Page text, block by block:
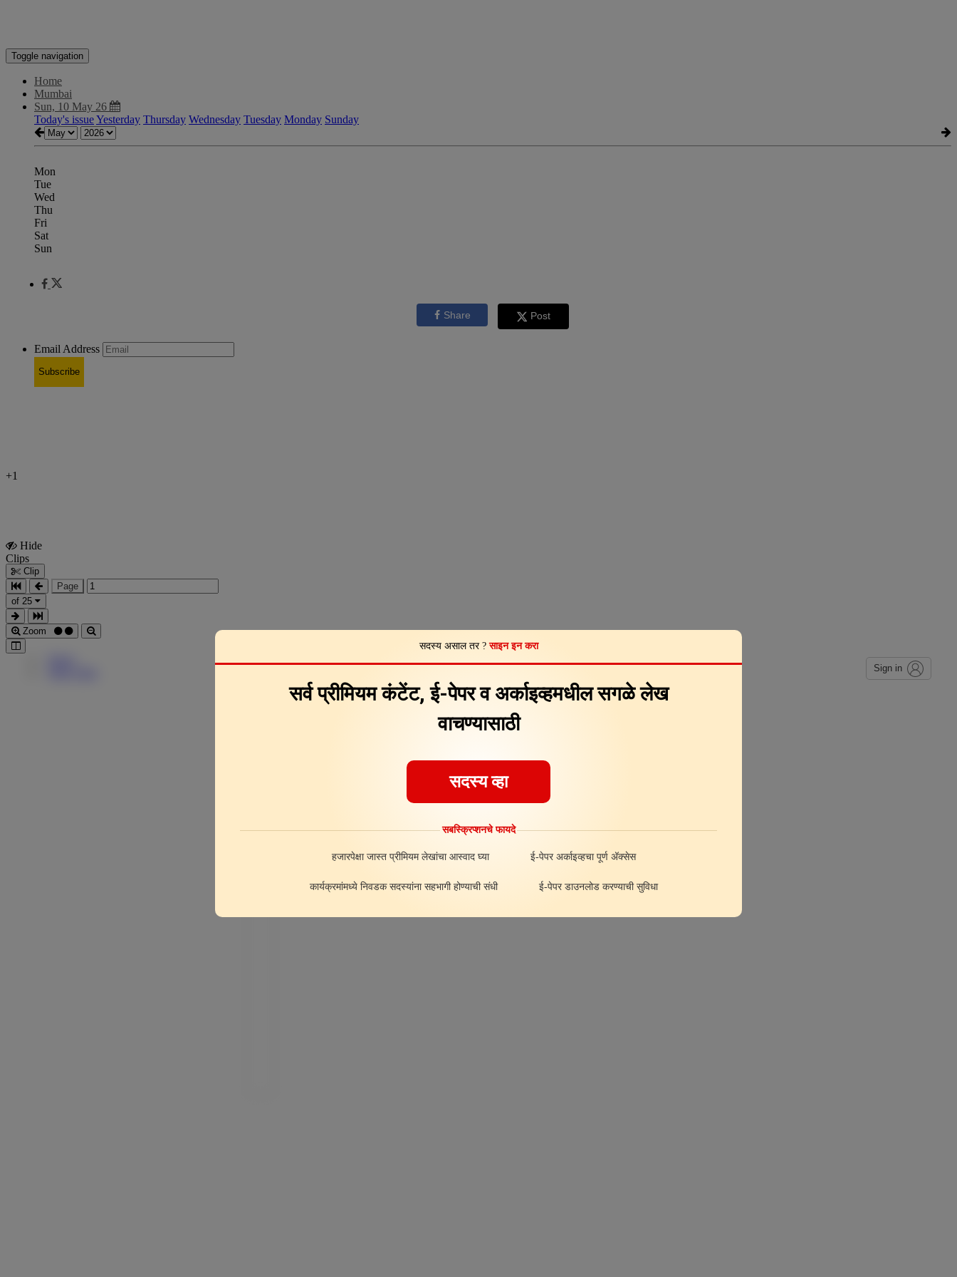
सदस्य असाल तर ?साइन इन करा
सर्व प्रीमियम कंटेंट, ई-पेपर व अर्काइव्हमधील सगळे लेख
वाचण्यासाठी
सदस्य व्हा
सबस्क्रिप्शनचे फायदे
हजारपेक्षा जास्त प्रीमियम लेखांचा आस्वाद घ्या ई-पेपर अर्काइव्हचा पूर्ण अ‍ॅक्सेस
कार्यक्रमांमध्ये निवडक सदस्यांना सहभागी होण्याची संधी ई-पेपर डाउनलोड करण्याची सुविधा
Toggle navigation
Home
Mumbai
Sun, 10 May 26
Today's issueYesterday Thursday Wednesday Tuesday Monday Sunday
Mon
Tue
Wed
Thu
Fri
Sat
Sun
Share Post
Email Address
Subscribe
+1
Hide
Clips
Clip
Page
of 25
Zoom
Sign in
Download Feedback About